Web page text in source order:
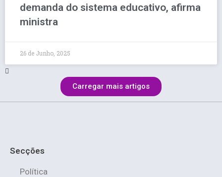
demanda do sistema educativo, afirma
ministra
26 de Junho, 2025
Carregar mais artigos
Secções
Política